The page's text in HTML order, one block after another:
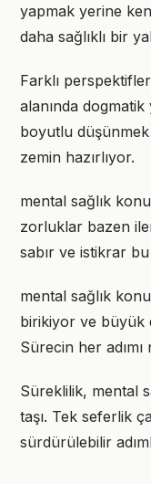
yapmak yerine
daha sağlıklı bir
Farklı
alanında
boyutlu
zemin hazırlıyor.
mental sağlık
zorluklar bazen
sabır ve istikrar
mental sağlık
birikiyor ve büyük
Sürecin her adımı
Süreklilik, mental
taşı. Tek seferlik
sürdürülebilir